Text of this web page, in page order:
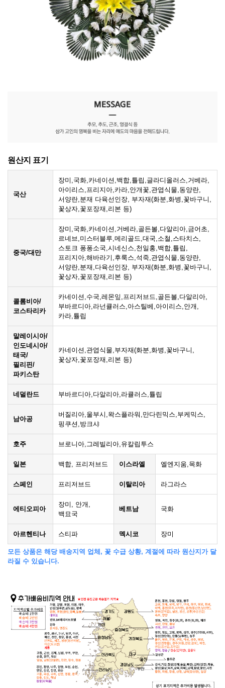
원산지 표기
국산
장미,국화,카네이션,백합,튤립,글라디올러스,거베라,
아이리스,프리지아,카라,안개꽃,관엽식물,동양란,
서양란,분재 다육선인장, 부자재(화분,화병,꽃바구니,
꽃상자,꽃포장재,리본 등)
중국/대만
장미,국화,카네이션,거베라,골든볼,다알리아,금어초,
르네브,미스터블루,메리골드,대국,소철,스타치스,
스토크 퐁퐁소국,시네신스,천일홍,백합,튤립,
프리지아,해바라기,후룩스,석죽,관엽식물,동양란,
서양란,분재,다육선인장, 부자재(화분,화병,꽃바구니,
꽃상자,꽃포장재,리본 등)
콜롬비아/
코스타리카
카네이션,수국,레몬잎,프리저브드,골든볼,다알리아,
부바르디아,라넌큘러스,아스틸베,아이리스,안개,
카라,튤립
말레이시아/
인도네시아/
태국/
필리핀/
파키스탄
카네이션,관엽식물,부자재(화분,화병,꽃바구니,
꽃상자,꽃포장재,리본 등)
네덜란드 부바르디아,다알리아,라큘러스,튤립
남아공
버질리아,울부시,왁스플라워,만다린믹스,부케믹스,
핑쿠션,방크샤
호주 브로니아,그레빌리아,유칼립투스
일본 백합, 프리저브드 이스라엘 엘엔지움,목화
스페인 프리저브드 이탈리아 라그라스
에티오피아
장미, 안개,
백묘국
베트남 국화
아르헨티나 스티파 멕시코 장미
모든 상품은 해당 배송지역 업체, 꽃 수급 상황, 계절에 따라 원산지가 달
라질 수 있습니다.